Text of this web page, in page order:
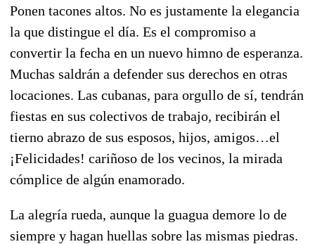
Ponen tacones altos. No es justamente la elegancia
la que distingue el día. Es el compromiso a
convertir la fecha en un nuevo himno de esperanza.
Muchas saldrán a defender sus derechos en otras
locaciones. Las cubanas, para orgullo de sí, tendrán
fiestas en sus colectivos de trabajo, recibirán el
tierno abrazo de sus esposos, hijos, amigos…el
¡Felicidades! cariñoso de los vecinos, la mirada
cómplice de algún enamorado.
La alegría rueda, aunque la guagua demore lo de
siempre y hagan huellas sobre las mismas piedras.